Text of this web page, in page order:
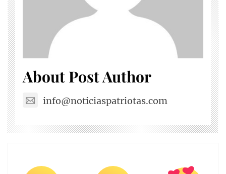
About Post Author
info@noticiaspatriotas.com